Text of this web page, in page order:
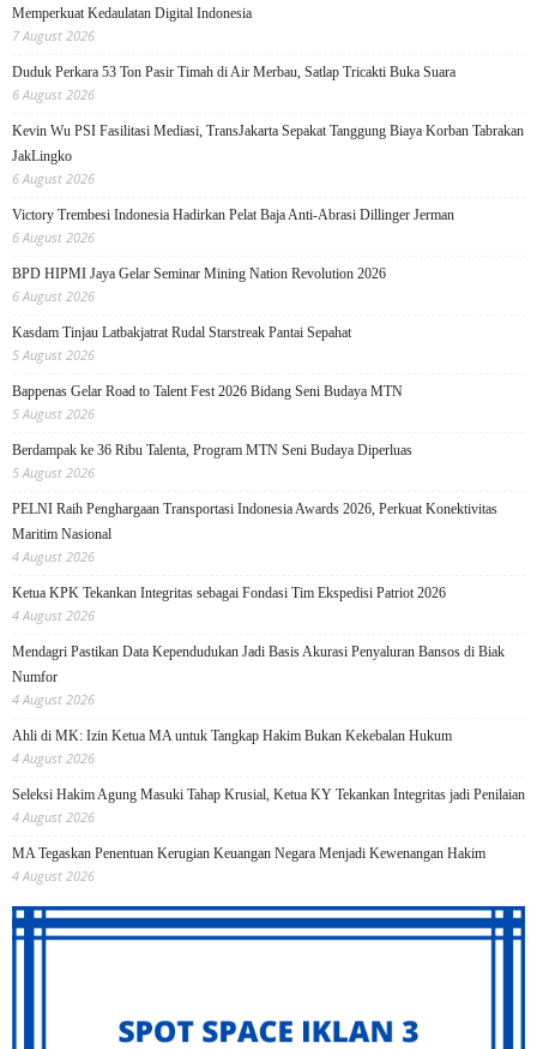
Memperkuat Kedaulatan Digital Indonesia
7 August 2026
Duduk Perkara 53 Ton Pasir Timah di Air Merbau, Satlap Tricakti Buka Suara
6 August 2026
Kevin Wu PSI Fasilitasi Mediasi, TransJakarta Sepakat Tanggung Biaya Korban Tabrakan
JakLingko
6 August 2026
Victory Trembesi Indonesia Hadirkan Pelat Baja Anti-Abrasi Dillinger Jerman
6 August 2026
BPD HIPMI Jaya Gelar Seminar Mining Nation Revolution 2026
6 August 2026
Kasdam Tinjau Latbakjatrat Rudal Starstreak Pantai Sepahat
5 August 2026
Bappenas Gelar Road to Talent Fest 2026 Bidang Seni Budaya MTN
5 August 2026
Berdampak ke 36 Ribu Talenta, Program MTN Seni Budaya Diperluas
5 August 2026
PELNI Raih Penghargaan Transportasi Indonesia Awards 2026, Perkuat Konektivitas
Maritim Nasional
4 August 2026
Ketua KPK Tekankan Integritas sebagai Fondasi Tim Ekspedisi Patriot 2026
4 August 2026
Mendagri Pastikan Data Kependudukan Jadi Basis Akurasi Penyaluran Bansos di Biak
Numfor
4 August 2026
Ahli di MK: Izin Ketua MA untuk Tangkap Hakim Bukan Kekebalan Hukum
4 August 2026
Seleksi Hakim Agung Masuki Tahap Krusial, Ketua KY Tekankan Integritas jadi Penilaian
4 August 2026
MA Tegaskan Penentuan Kerugian Keuangan Negara Menjadi Kewenangan Hakim
4 August 2026